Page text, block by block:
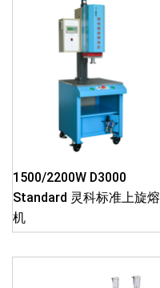
1500/2200W D3000
Standard 灵科标准上旋熔
机